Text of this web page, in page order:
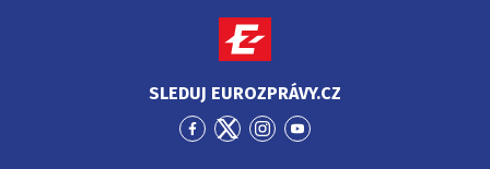
SLEDUJ EUROZPRÁVY.CZ
PřejítPřejítPřejítPřejít